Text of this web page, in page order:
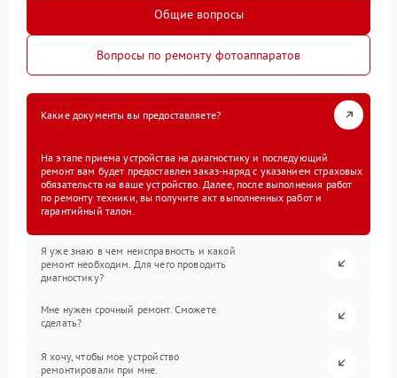
Общие вопросы
Вопросы по ремонту фотоаппаратов
Какие документы вы предоставляете?
На этапе приема устройства на диагностику и последующий
ремонт вам будет предоставлен заказ-наряд с указанием страховых
обязательств на ваше устройство. Далее, после выполнения работ
по ремонту техники, вы получите акт выполненных работ и
гарантийный талон.
Я уже знаю в чем неисправность и какой
ремонт необходим. Для чего проводить
диагностику?
Мне нужен срочный ремонт. Сможете
сделать?
Я хочу, чтобы мое устройство
ремонтировали при мне.